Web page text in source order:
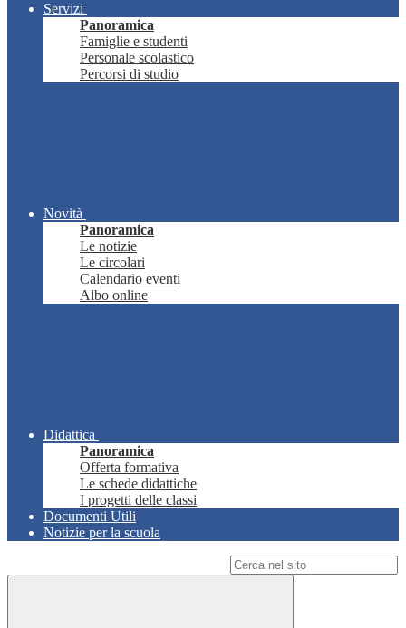
Servizi
Panoramica
Famiglie e studenti
Personale scolastico
Percorsi di studio
Novità
Panoramica
Le notizie
Le circolari
Calendario eventi
Albo online
Didattica
Panoramica
Offerta formativa
Le schede didattiche
I progetti delle classi
Documenti Utili
Notizie per la scuola